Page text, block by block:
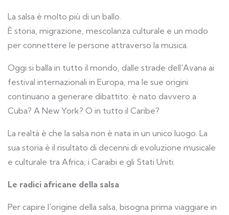
La salsa è molto più di un ballo.
È storia, migrazione, mescolanza culturale e un modo
per connettere le persone attraverso la musica.
Oggi si balla in tutto il mondo, dalle strade dell'Avana ai
festival internazionali in Europa, ma le sue origini
continuano a generare dibattito: è nato davvero a
Cuba? A New York? O in tutto il Caribe?
La realtà è che la salsa non è nata in un unico luogo. La
sua storia è il risultato di decenni di evoluzione musicale
e culturale tra Africa, i Caraibi e gli Stati Uniti.
Le radici africane della salsa
Per capire l'origine della salsa, bisogna prima viaggiare in